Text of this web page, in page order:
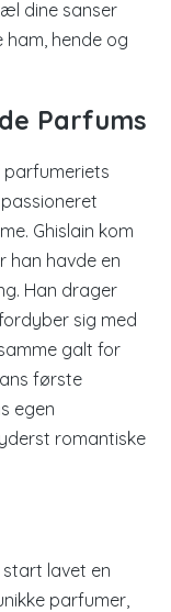
dine sanser
ham, hende og
Parfums
parfumeriets
Ghislain kom
han havde en
Han drager
sig med
galt for
første
egen
romantiske
start lavet en
parfumer,